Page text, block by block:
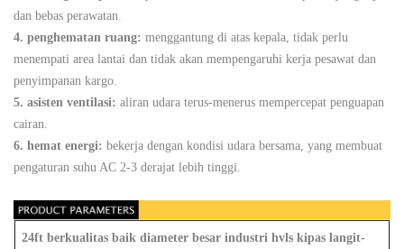
dan bebas perawatan.
4. penghematan ruang: menggantung di atas kepala, tidak perlu
menempati area lantai dan tidak akan mempengaruhi kerja pesawat dan
penyimpanan kargo.
5. asisten ventilasi: aliran udara terus-menerus mempercepat penguapan
cairan.
6. hemat energi: bekerja dengan kondisi udara bersama, yang membuat
pengaturan suhu AC 2-3 derajat lebih tinggi.
24ft berkualitas baik diameter besar industri hvls kipas langit-